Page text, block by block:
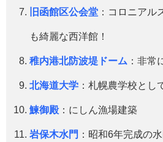
旧函館区公会堂 ：コロニアル
も綺麗な西洋館！
稚内港北防波堤ドーム ：非常
北海道大学 ：札幌農学校とし
鰊御殿：にしん漁場建築
岩保木水門 ：昭和6年完成の水